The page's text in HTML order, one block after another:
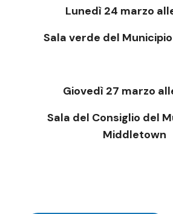
Lunedì 24 marzo
Sala verde del
Giovedì 27 marzo
Sala del Consiglio del
Middletown